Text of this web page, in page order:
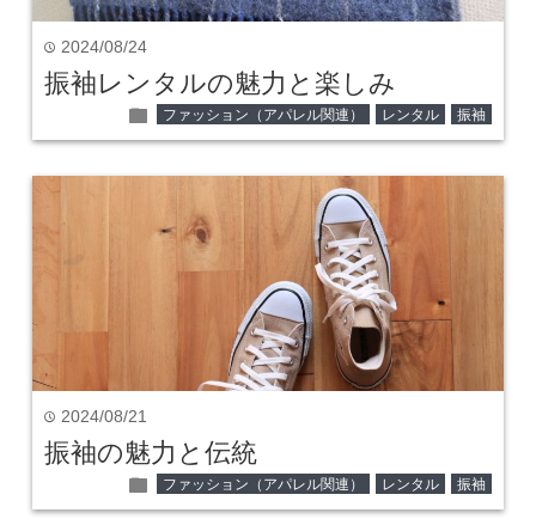
time 2024/08/24
振袖レンタルの魅力と楽しみ
folder ファッション（アパレル関連） レンタル 振袖
time 2024/08/21
振袖の魅力と伝統
folder ファッション（アパレル関連） レンタル 振袖